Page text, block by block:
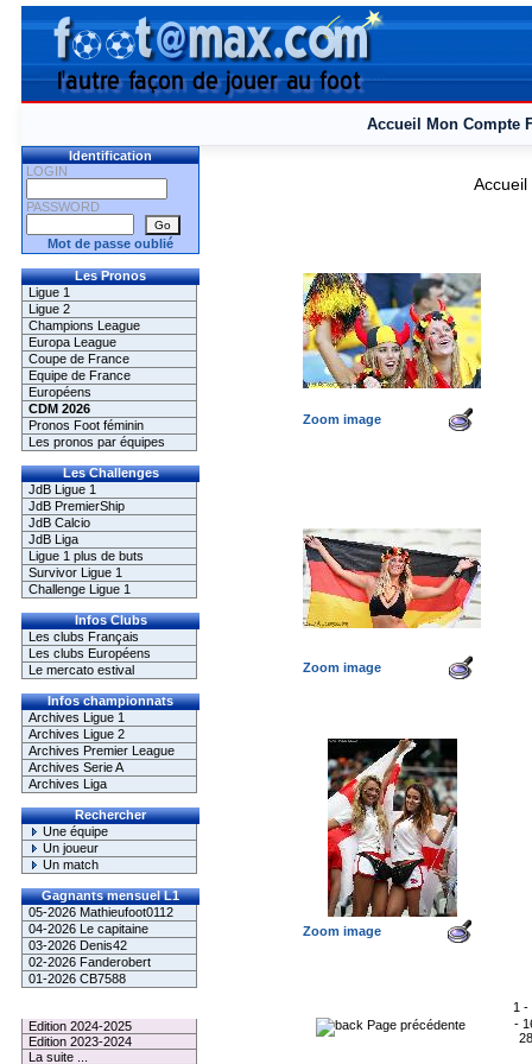
Accueil Mon Compte
Identification
LOGIN
PASSWORD
Mot de passe oublié
Les Pronos
Ligue 1
Ligue 2
Champions League
Europa League
Coupe de France
Equipe de France
Européens
CDM 2026
Pronos Foot féminin
Les pronos par équipes
Les Challenges
JdB Ligue 1
JdB PremierShip
JdB Calcio
JdB Liga
Ligue 1 plus de buts
Survivor Ligue 1
Challenge Ligue 1
Infos Clubs
Les clubs Français
Les clubs Européens
Le mercato estival
Infos championnats
Archives Ligue 1
Archives Ligue 2
Archives Premier League
Archives Serie A
Archives Liga
Rechercher
Une équipe
Un joueur
Un match
Gagnants mensuel L1
05-2026 Mathieufoot0112
04-2026 Le capitaine
03-2026 Denis42
02-2026 Fanderobert
01-2026 CB7588
Edition 2024-2025
Edition 2023-2024
La suite ...
Zoom image
Zoom image
Zoom image
Page précédente
1 -
-
28